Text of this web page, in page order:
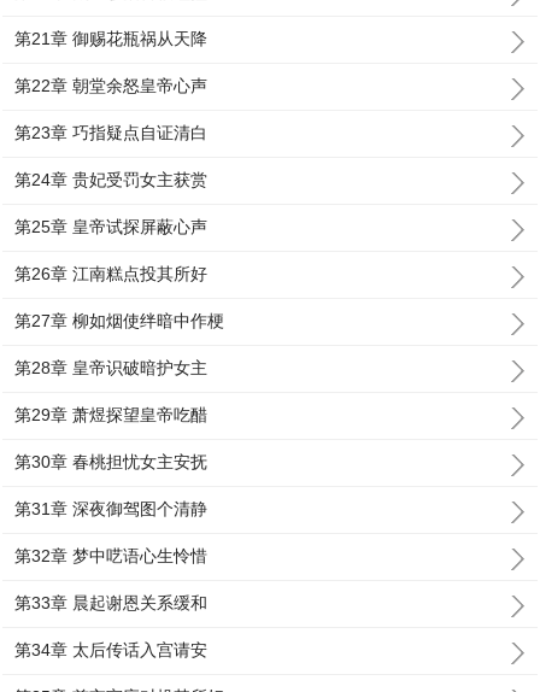
第21章 御赐花瓶祸从天降
第22章 朝堂余怒皇帝心声
第23章 巧指疑点自证清白
第24章 贵妃受罚女主获赏
第25章 皇帝试探屏蔽心声
第26章 江南糕点投其所好
第27章 柳如烟使绊暗中作梗
第28章 皇帝识破暗护女主
第29章 萧煜探望皇帝吃醋
第30章 春桃担忧女主安抚
第31章 深夜御驾图个清静
第32章 梦中呓语心生怜惜
第33章 晨起谢恩关系缓和
第34章 太后传话入宫请安